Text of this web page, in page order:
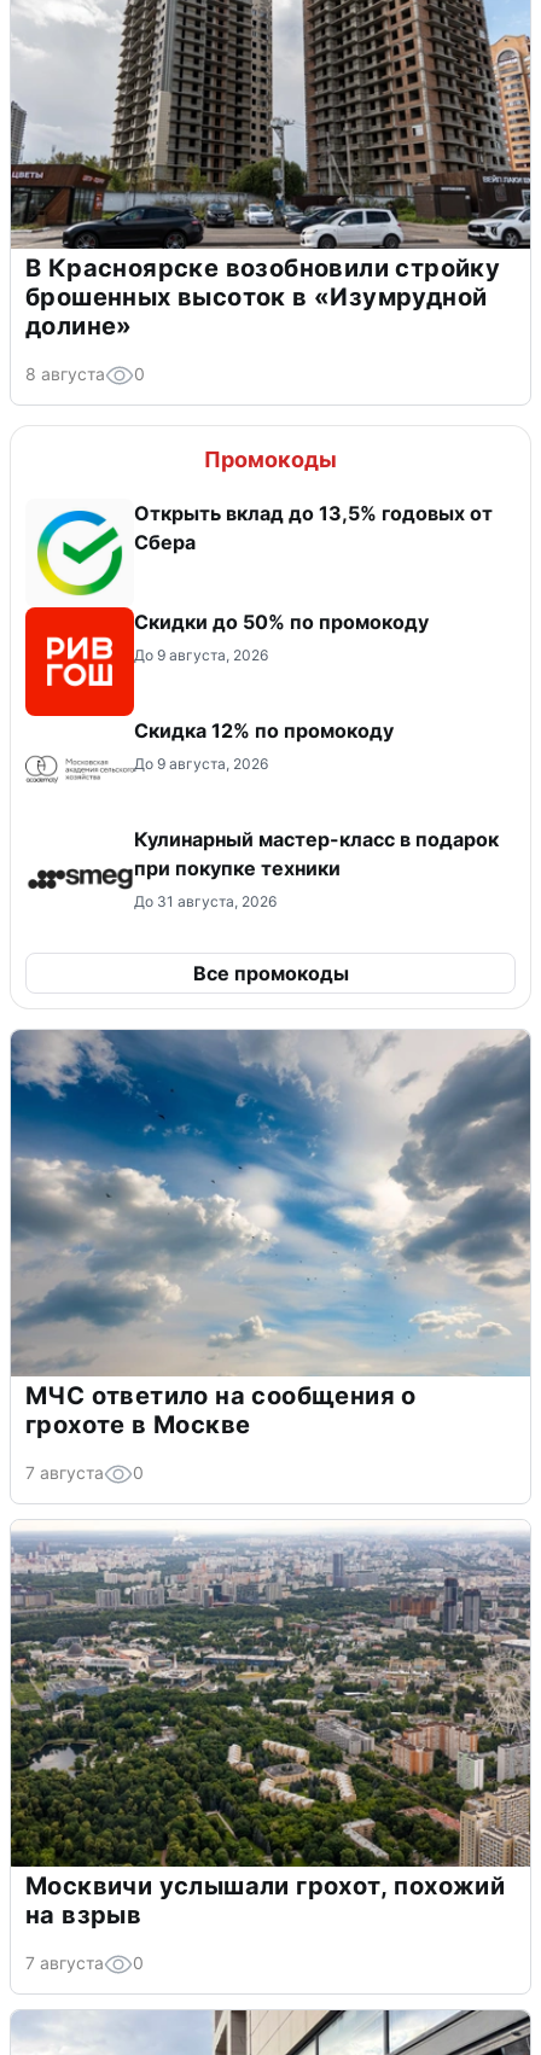
В Красноярске возобновили стройку
брошенных высоток в «Изумрудной
долине»
8 августа 0
Промокоды
Открыть вклад до 13,5% годовых от
Сбера
Скидки до 50% по промокоду
До 9 августа, 2026
Скидка 12% по промокоду
До 9 августа, 2026
Кулинарный мастер-класс в подарок
при покупке техники
До 31 августа, 2026
Все промокоды
МЧС ответило на сообщения о
грохоте в Москве
7 августа 0
Москвичи услышали грохот, похожий
на взрыв
7 августа 0